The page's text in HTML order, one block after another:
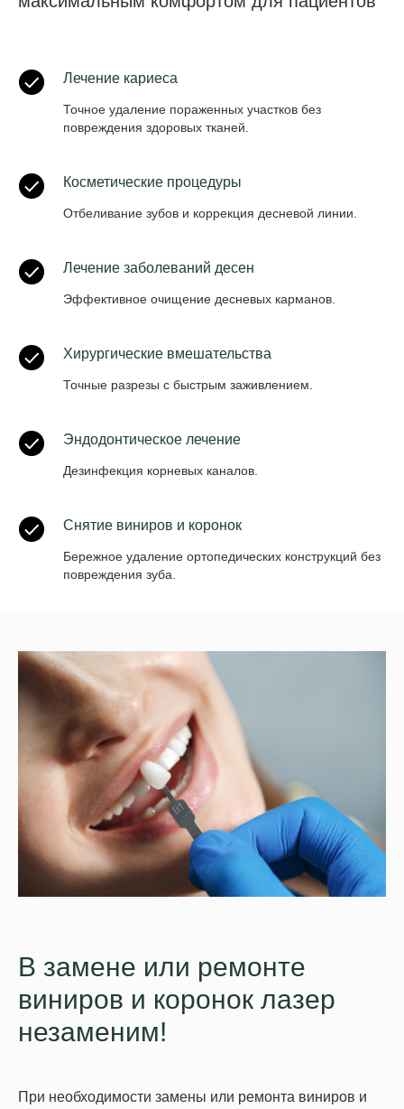
Лечение кариеса
Точное удаление пораженных участков без
повреждения здоровых тканей.
Косметические процедуры
Отбеливание зубов и коррекция десневой линии.
Лечение заболеваний десен
Эффективное очищение десневых карманов.
Хирургические вмешательства
Точные разрезы с быстрым заживлением.
Эндодонтическое лечение
Дезинфекция корневых каналов.
Снятие виниров и коронок
Бережное удаление ортопедических конструкций без
повреждения зуба.
В замене или ремонте
виниров и коронок лазер
незаменим!
При необходимости замены или ремонта виниров и